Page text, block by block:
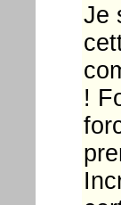
Je
!